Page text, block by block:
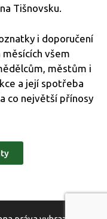
Tišnovsku.
i doporučení
všem
městům i
a její spotřeba
co největší přínosy